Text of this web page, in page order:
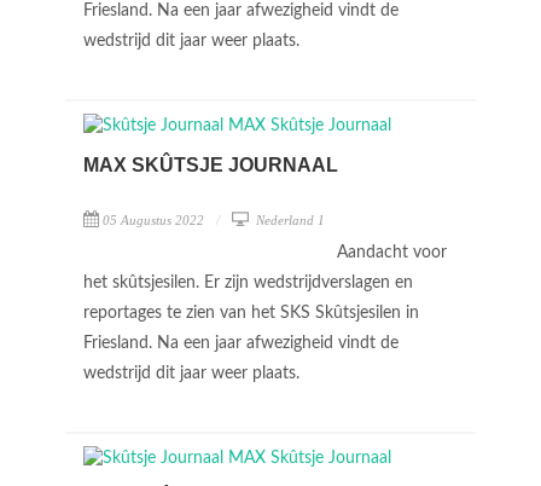
Friesland. Na een jaar afwezigheid vindt de
wedstrijd dit jaar weer plaats.
MAX SKÛTSJE JOURNAAL
05 Augustus 2022 Nederland 1
Aandacht voor
het skûtsjesilen. Er zijn wedstrijdverslagen en
reportages te zien van het SKS Skûtsjesilen in
Friesland. Na een jaar afwezigheid vindt de
wedstrijd dit jaar weer plaats.